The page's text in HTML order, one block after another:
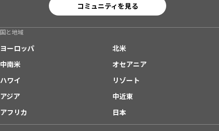
コミュニティを見る
国と地域
ヨーロッパ
北米
中南米
オセアニア
ハワイ
リゾート
アジア
中近東
アフリカ
日本